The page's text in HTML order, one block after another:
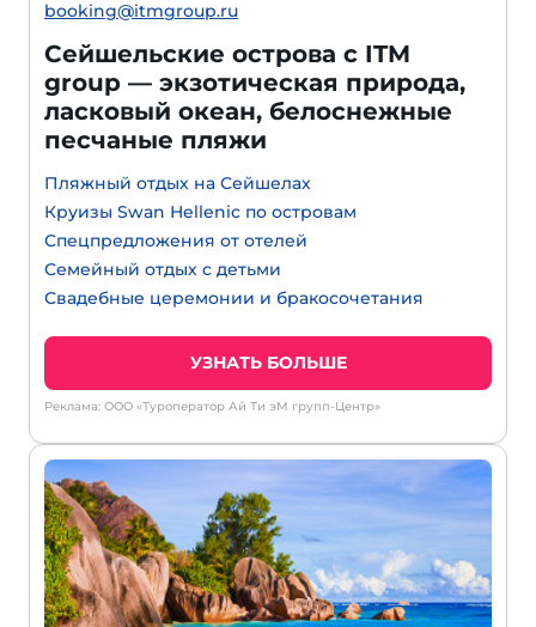
booking@itmgroup.ru
Сейшельские острова с ITM
group — экзотическая природа,
ласковый океан, белоснежные
песчаные пляжи
Пляжный отдых на Сейшелах
Круизы Swan Hellenic по островам
Спецпредложения от отелей
Семейный отдых с детьми
Свадебные церемонии и бракосочетания
УЗНАТЬ БОЛЬШЕ
Реклама: ООО «Туроператор Ай Ти эМ групп-Центр»